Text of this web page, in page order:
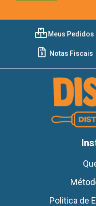
Meus Pedidos
Notas Fiscais
Politica de